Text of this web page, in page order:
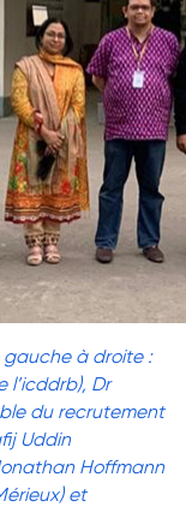
gauche à droite :
l’icddrb), Dr
du recrutement
Uddin
Hoffmann
et